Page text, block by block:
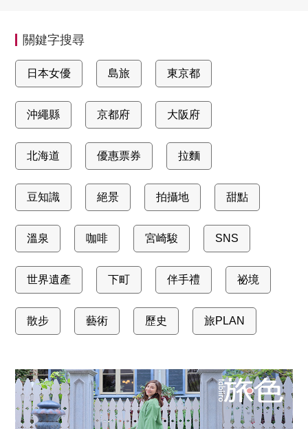
關鍵字搜尋
日本女優 島旅 東京都
沖繩縣 京都府 大阪府
北海道 優惠票券 拉麵
豆知識 絕景 拍攝地 甜點
溫泉 咖啡 宮崎駿 SNS
世界遺產 下町 伴手禮 祕境
散步 藝術 歷史 旅PLAN